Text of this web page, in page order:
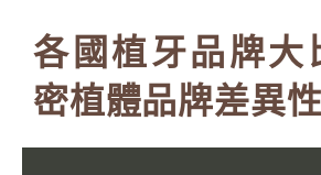
各國植牙品牌大
密植體品牌差異性